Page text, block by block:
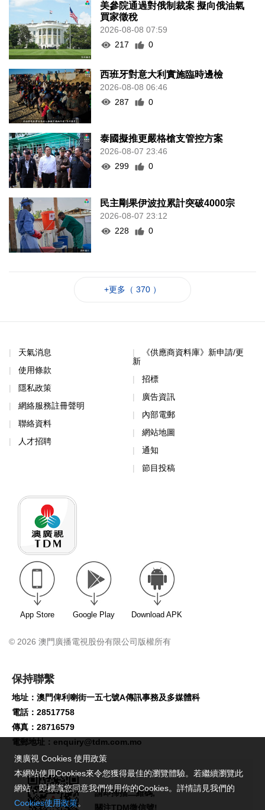
美參院通過對俄制裁案 擬向俄油氣
買家徵稅
2026-08-08 07:59
217
0
西班牙對意大利實施臨時邊檢
2026-08-08 06:46
287
0
泰國擬推更嚴格槍支管控方案
2026-08-07 23:46
299
0
民主剛果伊波拉累計突破4000宗
2026-08-07 23:12
228
0
+更多（ 370 ）
天氣消息
使用條款
隱私政策
網絡服務註冊聲明
聯絡資料
人才招聘
《供應商資料庫》新申請/更
新
招標
廣告資訊
內部電郵
網站地圖
通知
節目投稿
App Store Google Play Download APK
© 2026 澳門廣播電視股份有限公司版權所有
保持聯繫
地址：澳門俾利喇街一五七號A傳訊事務及多媒體科
電話：28517758
傳真：28716579
電郵地址： enquiry@tdm.com.mo
請即掃描二維碼,
關注TDM微信號!
澳廣視 Cookies 使用政策
本網站使用Cookies來令您獲得最佳的瀏覽體驗。若繼續瀏覽此
網站，即標識您同意我們使用你的Cookies。詳情請見我們的
Cookies使用政策。